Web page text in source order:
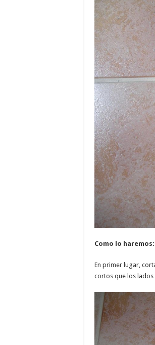
Como lo haremos:
En primer lugar,
cortos que los lados